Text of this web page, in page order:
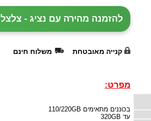
להזמנה מהירה עם נציג - צלצל 052-7535050
קנייה מאובטחת משלוח חינם
מפרט:
בכוננים מתאימים 110/220GB
עד 320GB